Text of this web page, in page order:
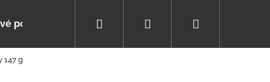
poukazy Poradna Pomáháme s výběrem
Přihlášení
147 g